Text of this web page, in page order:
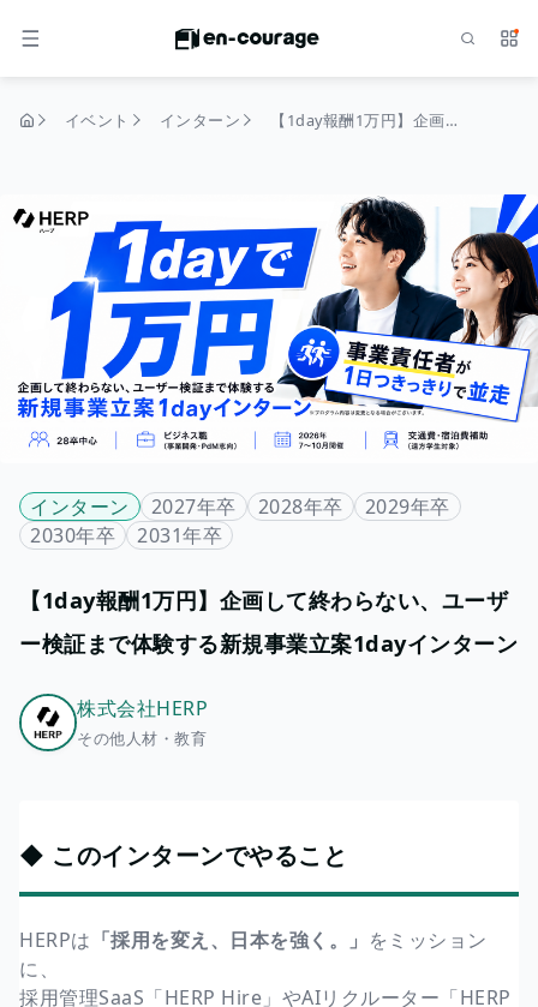
メニュー サ
イベント インターン 【1day報酬1万円】企画して終わらない、ユーザー検証まで体験する新規事業立案1dayインターン
インターン 2027年卒 2028年卒
2029年卒
2030年卒
2031年卒
【1day報酬1万円】企画して終わらない、ユーザ
ー検証まで体験する新規事業立案1dayインターン
株式会社HERP
その他人材・教育
◆ このインターンでやること
HERPは 「採用を変え、日本を強く。」 をミッション
に、
採用管理SaaS「HERP Hire」やAIリクルーター「HERP